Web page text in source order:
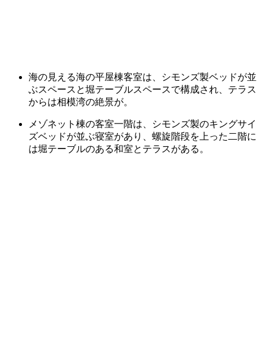
海の見える海の平屋棟客室は、シモンズ製ベッドが並
ぶスペースと堀テーブルスペースで構成され、テラス
からは相模湾の絶景が。
メゾネット棟の客室一階は、シモンズ製のキングサイ
ズベッドが並ぶ寝室があり、螺旋階段を上った二階に
は堀テーブルのある和室とテラスがある。